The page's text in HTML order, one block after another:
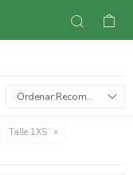
Recomendados
Talle 1XS